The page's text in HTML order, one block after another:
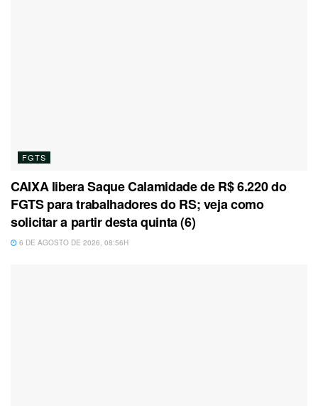
FGTS
CAIXA libera Saque Calamidade de R$ 6.220 do
FGTS para trabalhadores do RS; veja como
solicitar a partir desta quinta (6)
6 DE AGOSTO DE 2026, 08:56H